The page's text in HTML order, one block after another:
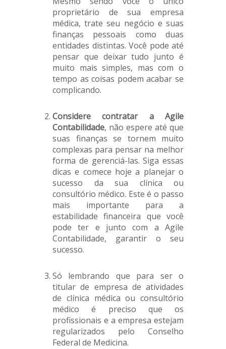
proprietário de sua empresa
médica, trate seu negócio e suas
finanças pessoais como duas
entidades distintas. Você pode até
pensar que deixar tudo junto é
muito mais simples, mas com o
tempo as coisas podem acabar se
complicando.
Considere contratar a Agile
Contabilidade, não espere até que
suas finanças se tornem muito
complexas para pensar na melhor
forma de gerenciá-las. Siga essas
dicas e comece hoje a planejar o
sucesso da sua clínica ou
consultório médico. Este é o passo
mais importante para a
estabilidade financeira que você
pode ter e junto com a Agile
Contabilidade, garantir o seu
sucesso.
Só lembrando que para ser o
titular de empresa de atividades
de clínica médica ou consultório
médico é preciso que os
profissionais e a empresa estejam
regularizados pelo Conselho
Federal de Medicina.